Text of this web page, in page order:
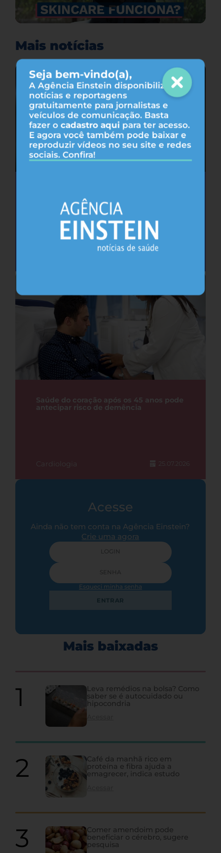
Seja bem-vindo(a),
A Agência Einstein disponibiliza
notícias e reportagens
gratuitamente para jornalistas e
veículos de comunicação. Basta
fazer o cadastro aqui para ter acesso.
E agora você também pode baixar e
reproduzir vídeos no seu site e redes
sociais. Confira!
Mais notícias
privação do sono, sugere estudo
Saúde do coração após os 45 anos pode
antecipar risco de demência
Cardiologia 25.07.2026
Acesse
Ainda não tem conta na Agência Einstein?
Crie uma agora
Esqueci minha senha
ENTRAR
Mais baixadas
Leva remédios na bolsa? Como
saber se é autocuidado ou
hipocondria
Café da manhã rico em
proteína e fibra ajuda a
emagrecer, indica estudo
Comer amendoim pode
beneficiar o cérebro, sugere
pesquisa